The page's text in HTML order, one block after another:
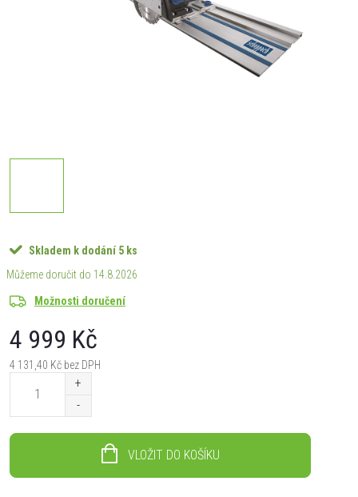
Skladem k dodání 5 ks
14.8.2026
Možnosti doručení
4 999 Kč
4 131,40 Kč bez DPH
VLOŽIT DO KOŠÍKU